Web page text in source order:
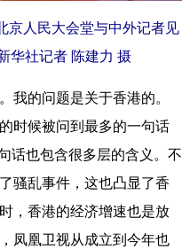
京人民大会堂与中外记者见
华社记者 陈建力 摄
我的问题是关于香港的。
时候被问到最多的一句话
话也包含很多层的含义。不
骚乱事件，这也凸显了香
，香港的经济增速也是放
凤凰卫视从成立到今年也